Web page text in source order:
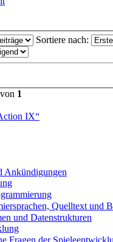
Sortiere nach:
von 1
IX“
Quelltext und
und Datenstrukturen